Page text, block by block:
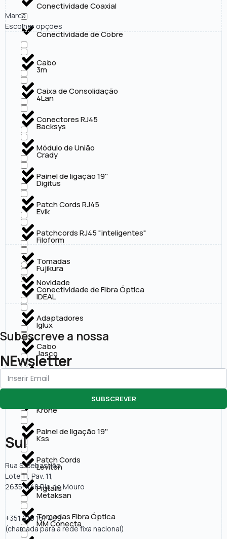
Conectividade Coaxial
Conectividade de Cobre
Cabo
Caixa de Consolidação
Conectores RJ45
Módulo de União
Painel de ligação 19''
Patch Cords RJ45
Patchcords RJ45 "inteligentes"
Tomadas
Conectividade de Fibra Óptica
Adaptadores
Cabo
Caixas de Parede
Painel de ligação 19''
Patch Cords
Pigtails
Tomadas Fibra Óptica
Marca
Escolher opções
3m
4Lan
Backsys
Crady
Digitus
Evik
Filoform
Fujikura
IDEAL
Iglux
Jasco
KOBAN
Krone
Kss
Leviton
Metaksan
MM Conecta
Novidade
Subescreve a nossa
NEwsletter
SUBSCREVER
Sul
Rua S. Sebastião
Lote 11, Pav. 11,
2635-448 Rio de Mouro
+351 219 151 409
(chamada para a rede fixa nacional)